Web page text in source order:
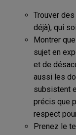
Trouver
déjà), qui
Montrer
sujet en
et de
aussi les
subsistent
précis que
respect
Prenez le